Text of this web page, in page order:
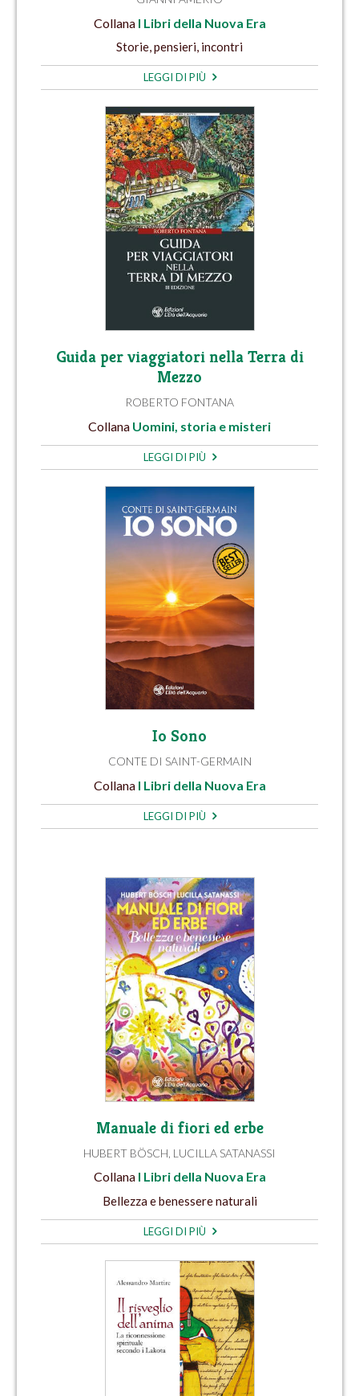
Collana I Libri della Nuova Era
Storie, pensieri, incontri
LEGGI DI PIÙ
Guida per viaggiatori nella Terra di
Mezzo
ROBERTO FONTANA
Collana Uomini, storia e misteri
LEGGI DI PIÙ
Io Sono
CONTE DI SAINT-GERMAIN
Collana I Libri della Nuova Era
LEGGI DI PIÙ
Manuale di fiori ed erbe
HUBERT BÖSCH LUCILLA SATANASSI
Collana I Libri della Nuova Era
Bellezza e benessere naturali
LEGGI DI PIÙ